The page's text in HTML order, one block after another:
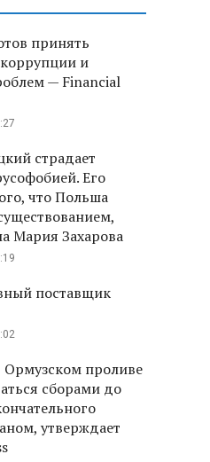
принять
и
— Financial
страдает
Его
что Польша
Мария Захарова
поставщик
Ормузском проливе
сборами до
утверждает